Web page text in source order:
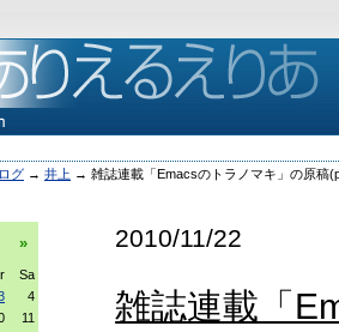
グ → 井上 → 雑誌連載「Emacsのトラノマキ」の原稿
»
Sa
4
11
2010/11/22
雑誌連載「